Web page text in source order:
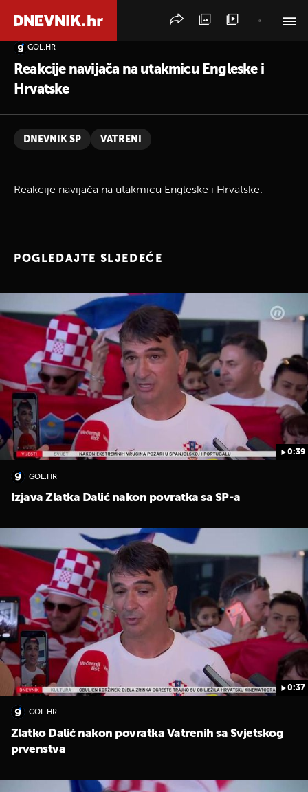
GOL.HR
Reakcije navijača na utakmicu Engleske i
Hrvatske
DNEVNIK SP VATRENI
Reakcije navijača na utakmicu Engleske i Hrvatske.
POGLEDAJTE SLJEDEĆE
0:39
GOL.HR
Izjava Zlatka Dalić nakon povratka sa SP-a
0:37
GOL.HR
Zlatko Dalić nakon povratka Vatrenih sa Svjetskog
prvenstva
PRETRAŽITE VIJESTI